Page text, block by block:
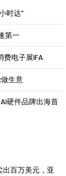
时达”
第一
费电子展IFA
生意
硬件品牌出海首
出百万美元，亚